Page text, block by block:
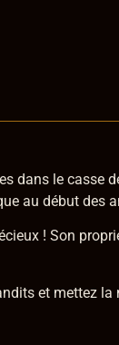
dans le casse
au début des
! Son
et mettez la